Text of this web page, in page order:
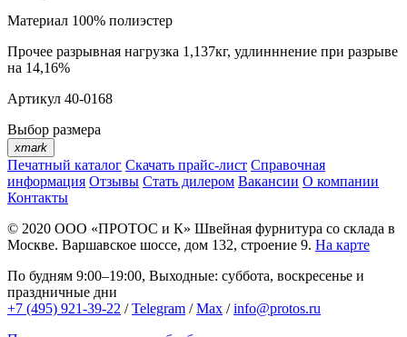
Материал 100% полиэстер
Прочее разрывная нагрузка 1,137кг, удлинннение при разрыве
на 14,16%
Артикул 40-0168
Выбор размера
xmark
Печатный каталог Скачать прайс-лист Справочная
информация Отзывы Стать дилером Вакансии О компании
Контакты
© 2020 ООО «ПРОТОС и К» Швейная фурнитура со склада в
Москве. Варшавское шоссе, дом 132, строение 9. На карте
По будням 9:00–19:00, Выходные: суббота, воскресенье и
праздничные дни
+7 (495) 921-39-22 /Telegram /Max /info@protos.ru